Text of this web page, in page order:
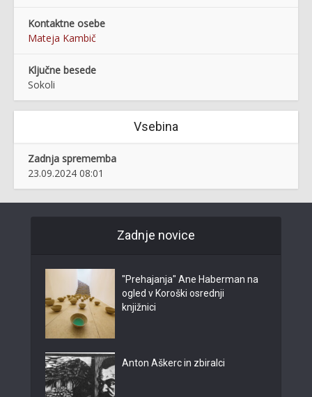
Kontaktne osebe
Mateja Kambič
Ključne besede
Sokoli
Vsebina
Zadnja sprememba
23.09.2024 08:01
Zadnje novice
"Prehajanja" Ane Haberman na
ogled v Koroški osrednji
knjižnici
Anton Aškerc in zbiralci